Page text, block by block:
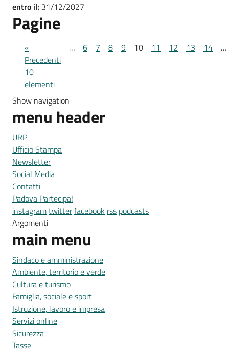
entro il: 31/12/2027
Pagine
«
Precedenti
10
elementi
… 6 7 8 9 10 11 12 13 14 …
Show navigation
menu header
URP
Ufficio Stampa
Newsletter
Social Media
Contatti
Padova Partecipa!
instagramtwitterfacebook rss podcasts
Argomenti
main menu
Sindaco e amministrazione
Ambiente, territorio e verde
Cultura e turismo
Famiglia, sociale e sport
Istruzione, lavoro e impresa
Servizi online
Sicurezza
Tasse